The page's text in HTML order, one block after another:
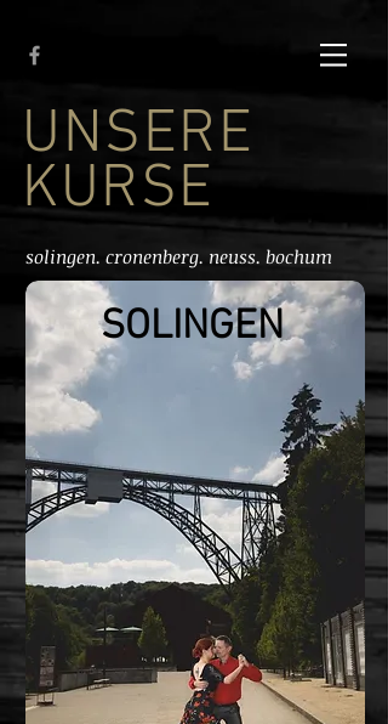
UNSERE
KURSE
solingen. cronenberg. neuss. bochum
SOLINGEN